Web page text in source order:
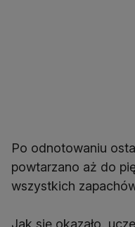
Po odnotowaniu
powtarzano aż do
wszystkich
Jak się okazało,